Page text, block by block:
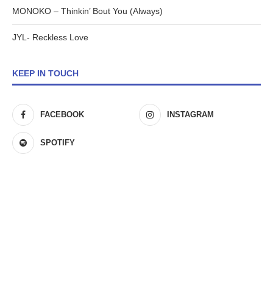
MONOKO – Thinkin’ Bout You (Always)
JYL- Reckless Love
KEEP IN TOUCH
FACEBOOK INSTAGRAM
SPOTIFY